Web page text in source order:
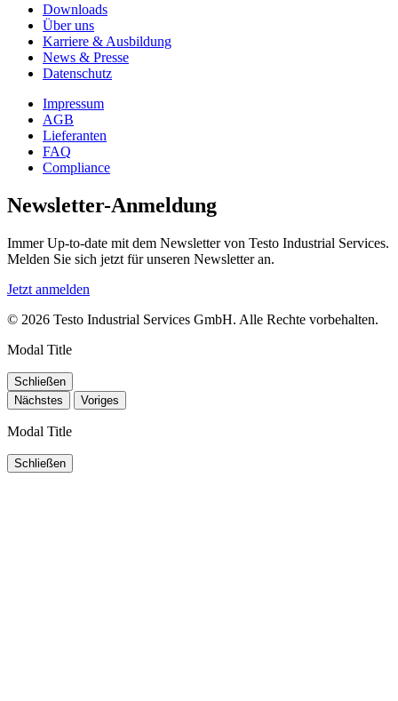
Downloads
Über uns
Karriere & Ausbildung
News & Presse
Datenschutz
Impressum
AGB
Lieferanten
FAQ
Compliance
Newsletter-Anmeldung
Immer Up-to-date mit dem Newsletter von Testo Industrial Services.
Melden Sie sich jetzt für unseren Newsletter an.
Jetzt anmelden
© 2026 Testo Industrial Services GmbH. Alle Rechte vorbehalten.
Modal Title
Schließen
Nächstes
Voriges
Modal Title
Schließen